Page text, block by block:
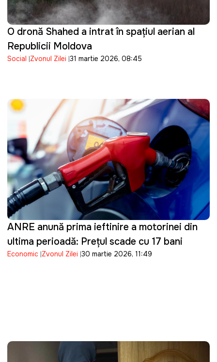
O dronă Shahed a intrat în spațiul aerian al
Republicii Moldova
Social Zvonul Zilei 31 martie 2026, 08:45
ANRE anunță prima ieftinire a motorinei din
ultima perioadă: Prețul scade cu 17 bani
Economic Zvonul Zilei 30 martie 2026, 11:49